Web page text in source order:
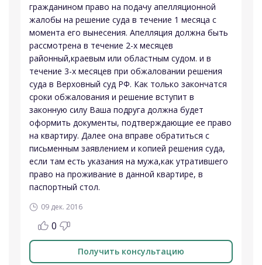
гражданином право на подачу апелляционной
жалобы на решение суда в течение 1 месяца с
момента его вынесения. Апелляция должна быть
рассмотрена в течение 2-х месяцев
районный,краевым или областным судом. и в
течение 3-х месяцев при обжаловании решения
суда в Верховный суд РФ. Как только закончатся
сроки обжалования и решение вступит в
законную силу Ваша подруга должна будет
оформить документы, подтверждающие ее право
на квартиру. Далее она вправе обратиться с
письменным заявлением и копией решения суда,
если там есть указания на мужа,как утратившего
право на проживание в данной квартире, в
паспортный стол.
09 дек. 2016
0
Получить консультацию